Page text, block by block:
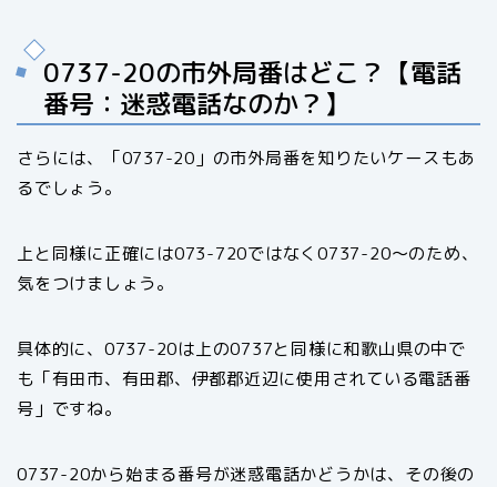
0737-20の市外局番はどこ？【電話
番号：迷惑電話なのか？】
さらには、「0737-20」の市外局番を知りたいケースもあ
るでしょう。
上と同様に正確には073-720ではなく0737-20〜のため、
気をつけましょう。
具体的に、0737-20は上の0737と同様に和歌山県の中で
も「有田市、有田郡、伊都郡近辺に使用されている電話番
号」ですね。
0737-20から始まる番号が迷惑電話かどうかは、その後の